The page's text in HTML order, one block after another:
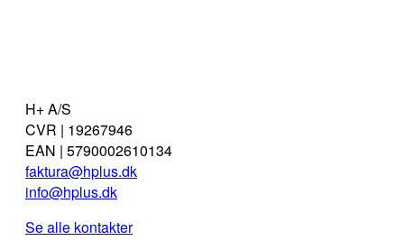
H+ A/S
CVR | 19267946
EAN | 5790002610134
faktura@hplus.dk
info@hplus.dk
Se alle kontakter